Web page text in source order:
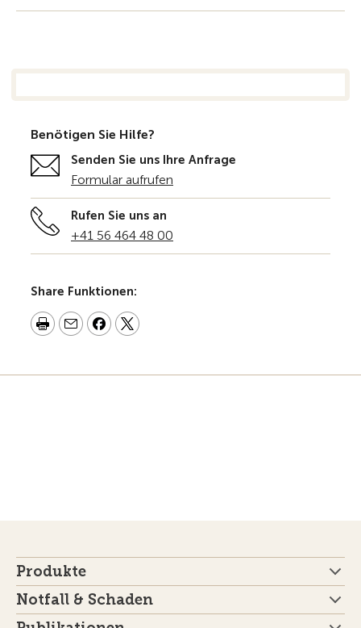
Benötigen Sie Hilfe?
Senden Sie uns Ihre Anfrage
Formular aufrufen
Rufen Sie uns an
+41 56 464 48 00
Share Funktionen:
Produkte
Notfall & Schaden